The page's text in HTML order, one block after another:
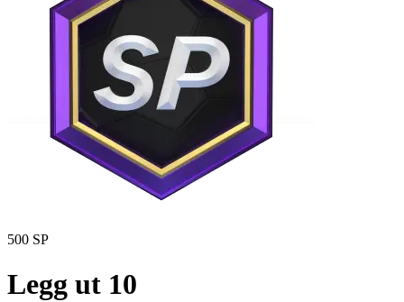
500 SP
Legg ut 10